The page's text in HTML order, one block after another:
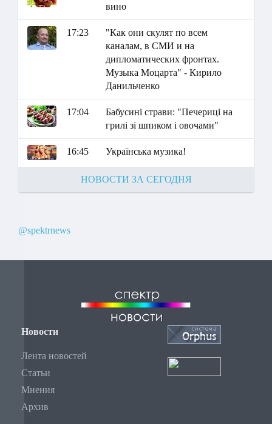
вино
17:23
"Как они скулят по всем
каналам, в СМИ и на
дипломатических фронтах.
Музыка Моцарта" - Кирило
Данильченко
17:04
Бабусині страви: "Печериці на
грилі зі шпиком і овочами"
16:45 Українська музика!
НОВОСТИ ЗА СЕГОДНЯ
@spektrnews
Новости
Лента новостей
Статьи
Мнения
Архив